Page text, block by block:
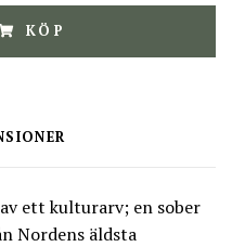
KÖP
ett kulturarv; en sober
Nordens äldsta